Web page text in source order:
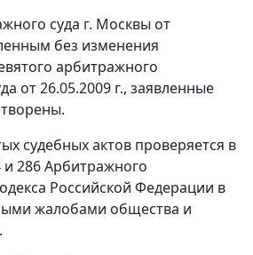
суда г. Москвы от
без изменения
арбитражного
от 26.05.2009 г., заявленные
судебных актов проверяется в
и 286Арбитражного
Российской Федерации в
жалобами общества и